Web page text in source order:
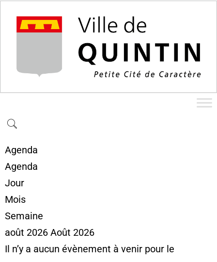
Agenda
Agenda
Jour
Mois
Semaine
août 2026 Août 2026
Il n’y a aucun évènement à venir pour le